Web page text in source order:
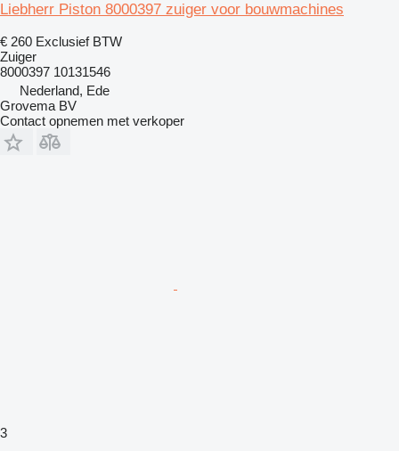
Liebherr Piston 8000397 zuiger voor bouwmachines
€ 260 Exclusief BTW
Zuiger
8000397 10131546
Nederland, Ede
Grovema BV
Contact opnemen met verkoper
3